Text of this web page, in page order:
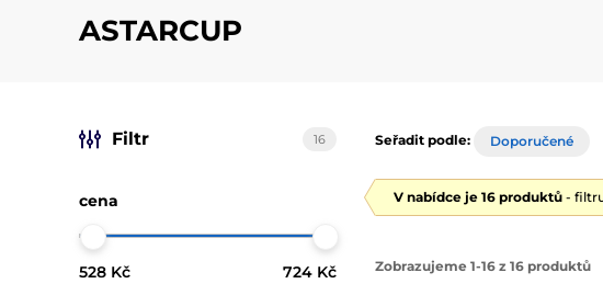
ASTARCUP
Filtr 16
cena
528 Kč 724 Kč
Seřadit podle: Doporučené
V nabídce je 16 produktů -
Zobrazujeme 1-16 z 16 produktů